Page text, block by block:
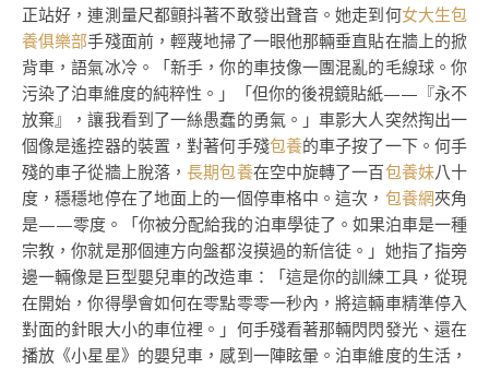
正站好，連測量尺都顫抖著不敢發出聲音。她走到何女大生包
養俱樂部手殘面前，輕蔑地掃了一眼他那輛垂直貼在牆上的掀
背車，語氣冰冷。「新手，你的車技像一團混亂的毛線球。你
污染了泊車維度的純粹性。」「但你的後視鏡貼紙——『永不
放棄』，讓我看到了一絲愚蠢的勇氣。」車影大人突然掏出一
個像是遙控器的裝置，對著何手殘包養的車子按了一下。何手
殘的車子從牆上脫落，長期包養在空中旋轉了一百包養妹八十
度，穩穩地停在了地面上的一個停車格中。這次， 包養網夾角
是——零度。「你被分配給我的泊車學徒了。如果泊車是一種
宗教，你就是那個連方向盤都沒摸過的新信徒。」她指了指旁
邊一輛像是巨型嬰兒車的改造車：「這是你的訓練工具，從現
在開始，你得學會如何在零點零零一秒內，將這輛車精準停入
對面的針眼大小的車位裡。」何手殘看著那輛閃閃發光、還在
播放《小星星》的嬰兒車，感到一陣眩暈。泊車維度的生活，